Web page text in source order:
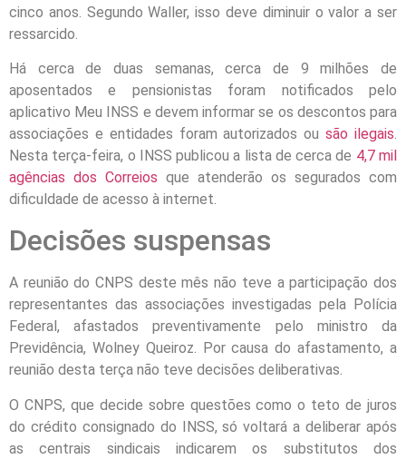
cinco anos. Segundo Waller, isso deve diminuir o valor a ser
ressarcido.
Há cerca de duas semanas, cerca de 9 milhões de
aposentados e pensionistas foram notificados pelo
aplicativo Meu INSS e devem informar se os descontos para
associações e entidades foram autorizados ousão ilegais.
Nesta terça-feira, o INSS publicou a lista de cerca de 4,7 mil
agências dos Correios que atenderão os segurados com
dificuldade de acesso à internet.
Decisões suspensas
A reunião do CNPS deste mês não teve a participação dos
representantes das associações investigadas pela Polícia
Federal, afastados preventivamente pelo ministro da
Previdência, Wolney Queiroz. Por causa do afastamento, a
reunião desta terça não teve decisões deliberativas.
O CNPS, que decide sobre questões como o teto de juros
do crédito consignado do INSS, só voltará a deliberar após
as centrais sindicais indicarem os substitutos dos